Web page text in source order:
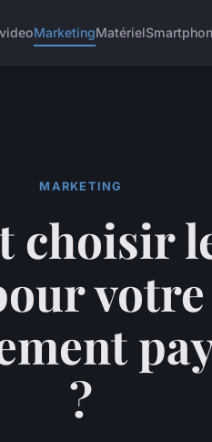
MarketingMatériel
MARKETING
choisir
?